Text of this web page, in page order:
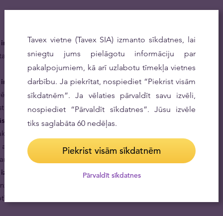
veidoti, vadoties pēc ķīniešu mēness
par gādīgiem, komunikabliem, uzņēmīgiem cilvēkiem,
izsmalcināta un nepārspējama dāvana, ko sarūpēt
Jums svarīgos cilvēkus un viņu tikumus, uzdāvinot
kuru tie varēs glabāt pie sevis mūžam.
proves zelts.PAMP ražošanas un apstrādes procesus
Šveices Federālais cēlmetālu kontroles birojs
tādā veidā garantējot, ka PAMP zelta stieņi
mākslas darbs.
Simts gramu zelta stienis tiek
prasmes. Tas apvieno spīdīgas virsmas ar
liekot to pamanīt jebkuram, kurš apbrīno šo
Tavex vietne (Tavex SIA) izmanto sīkdatnes, lai
sniegtu jums pielāgotu informāciju par
pakalpojumiem, kā arī uzlabotu tīmekļa vietnes
darbību. Ja piekrītat, nospiediet “Piekrist visām
sīkdatnēm”. Ja vēlaties pārvaldīt savu izvēli,
nospiediet “Pārvaldīt sīkdatnes”. Jūsu izvēle
tiks saglabāta 60 nedēļas.
Piekrist visām sīkdatnēm
Pārvaldīt sīkdatnes